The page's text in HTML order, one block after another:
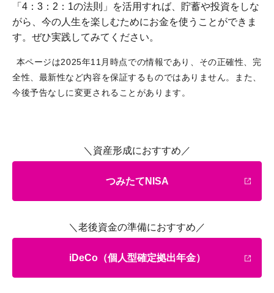
「4：3：2：1の法則」を活用すれば、貯蓄や投資をしな
がら、今の人生を楽しむためにお金を使うことができま
す。ぜひ実践してみてください。
本ページは2025年11月時点での情報であり、その正確性、完
全性、最新性など内容を保証するものではありません。また、
今後予告なしに変更されることがあります。
＼資産形成におすすめ／
つみたてNISA
＼老後資金の準備におすすめ／
iDeCo（個人型確定拠出年金）